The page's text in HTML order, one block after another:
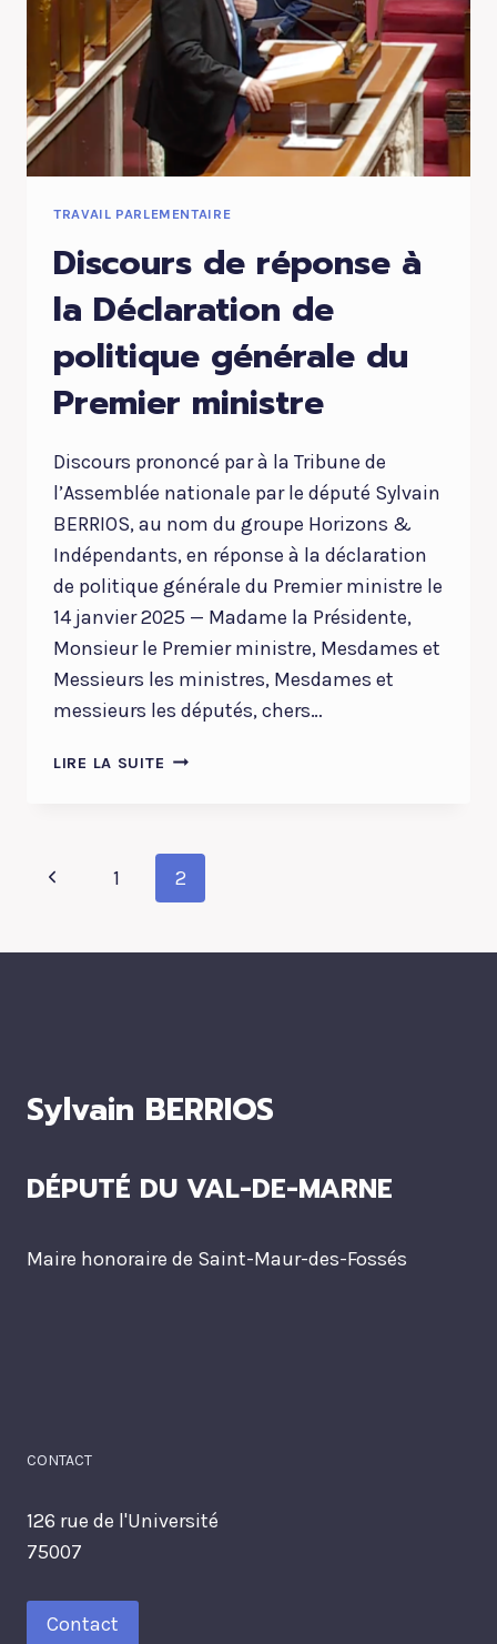
SÉCURITÉ
DU
QUOTIDIEN
FRANÇAIS
TRAVAIL PARLEMENTAIRE
Discours de réponse à
la Déclaration de
politique générale du
Premier ministre
Discours prononcé par à la Tribune de
l’Assemblée nationale par le député Sylvain
BERRIOS, au nom du groupe Horizons &
Indépendants, en réponse à la déclaration
de politique générale du Premier ministre le
14 janvier 2025 — Madame la Présidente,
Monsieur le Premier ministre, Mesdames et
Messieurs les ministres, Mesdames et
messieurs les députés, chers…
LIRE LA SUITE DISCOURS
LA
DÉCLARATION
Navigation
de
Page
1 2
Sylvain BERRIOS
DÉPUTÉ DU VAL-DE-MARNE
Maire honoraire de Saint-Maur-des-Fossés
CONTACT
126 rue de l'Université
75007
Contact